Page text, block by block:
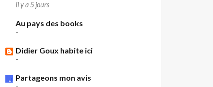
Il y a 5 jours
Au pays des books
-
Didier Goux habite ici
-
Partageons mon avis